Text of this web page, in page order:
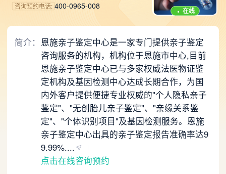
在线
咨询预约电话: 400-0965-008
简介： 恩施亲子鉴定中心是一家专门提供亲子鉴定
咨询服务的机构，机构位于恩施市中心,目前
恩施亲子鉴定中心已与多家权威法医物证鉴
定机构及基因检测中心达成长期合作，为国
内外客户提供便捷专业权威的"个人隐私亲子
鉴定"、"无创胎儿亲子鉴定"、"亲缘关系鉴
定"、"个体识别项目"及基因检测服务。恩施
亲子鉴定中心出具的亲子鉴定报告准确率达9
9.99%....
点击在线咨询预约